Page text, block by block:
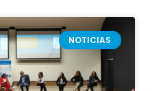
NOTICIAS